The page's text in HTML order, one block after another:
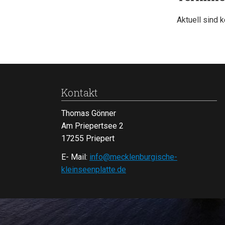
Aktuell sind
Kontakt
Thomas Gönner
Am Priepertsee 2
17255 Priepert
E- Mail: info@mecklenburgische-
kleinseenplatte.de